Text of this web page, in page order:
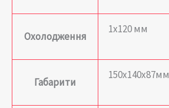
Охолодження
1х120 мм
Габарити
150х140х87мм